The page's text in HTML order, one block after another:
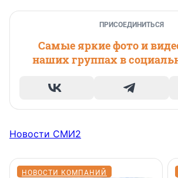
ПРИСОЕДИНИТЬСЯ
Самые яркие фото и
наших группах в
Новости СМИ2
НОВОСТИ КОМПАНИЙ